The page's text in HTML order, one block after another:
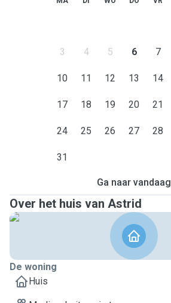
3 4 5 6 7
10 11 12 13 14
17 18 19 20 21
24 25 26 27 28
31
Ga naar vandaag
Over het huis van Astrid
De woning
Huis